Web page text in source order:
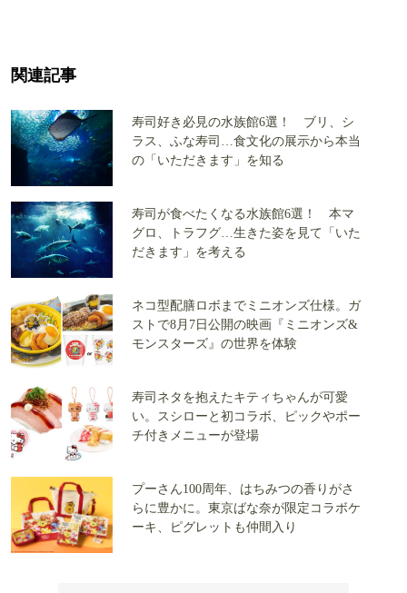
関連記事
寿司好き必見の水族館6選！ ブリ、シ
ラス、ふな寿司…食文化の展示から本当
の「いただきます」を知る
寿司が食べたくなる水族館6選！ 本マ
グロ、トラフグ…生きた姿を見て「いた
だきます」を考える
ネコ型配膳ロボまでミニオンズ仕様。ガ
ストで8月7日公開の映画『ミニオンズ&
モンスターズ』の世界を体験
寿司ネタを抱えたキティちゃんが可愛
い。スシローと初コラボ、ピックやポー
チ付きメニューが登場
プーさん100周年、はちみつの香りがさ
らに豊かに。東京ばな奈が限定コラボケ
ーキ、ピグレットも仲間入り